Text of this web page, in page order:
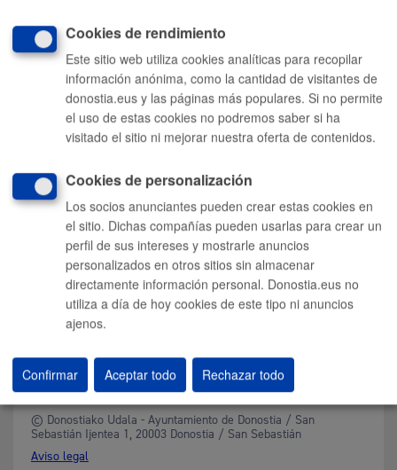
Perfil del contratante
Sede electrónica
Mapas - GeoDonostia
Sala de prensa
Mapa web
Donostia Kirola
Donostia Kultura
Donostia Turismo
Fomento de San Sebastián
Síguenos en redes sociales
© Donostiako Udala - Ayuntamiento de Donostia / San
Sebastián Ijentea 1, 20003 Donostia / San Sebastián
Aviso legal
Cookies de rendimiento
Este sitio web utiliza cookies analíticas para recopilar
información anónima, como la cantidad de visitantes de
donostia.eus y las páginas más populares. Si no permite
el uso de estas cookies no podremos saber si ha
visitado el sitio ni mejorar nuestra oferta de contenidos.
Cookies de personalización
Los socios anunciantes pueden crear estas cookies en
el sitio. Dichas compañías pueden usarlas para crear un
perfil de sus intereses y mostrarle anuncios
personalizados en otros sitios sin almacenar
directamente información personal. Donostia.eus no
utiliza a día de hoy cookies de este tipo ni anuncios
ajenos.
Rechazar todo
Confirmar Aceptar todo